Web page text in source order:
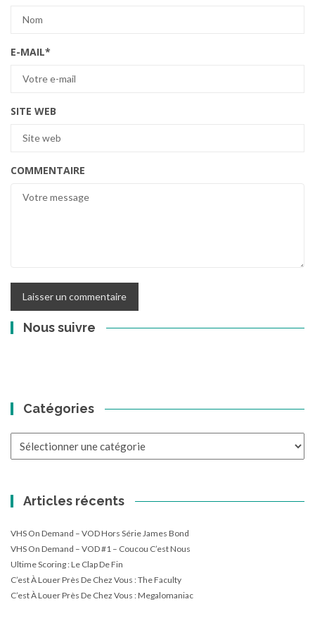
E-MAIL*
SITE WEB
COMMENTAIRE
Nous suivre
Catégories
Catégories
Articles récents
VHS On Demand – VOD Hors Série James Bond
VHS On Demand – VOD #1 – Coucou C’est Nous
Ultime Scoring : Le Clap De Fin
C’est À Louer Près De Chez Vous : The Faculty
C’est À Louer Près De Chez Vous : Megalomaniac